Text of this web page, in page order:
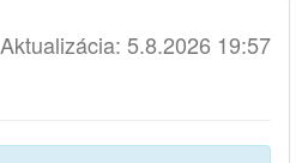
Aktualizácia: 5.8.2026 19:57